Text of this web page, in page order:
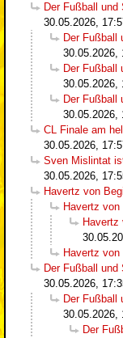
Der Fußball und
30.05.2026,
Der Fußball
30.05.2026,
Der Fußball
30.05.2026,
Der Fußball
30.05.2026,
CL Finale am
30.05.2026,
Sven Mislintat
30.05.2026,
Havertz von
Havertz von
Havertz
Havertz von
Der Fußball und
30.05.2026,
Der Fußball
30.05.2026,
Der